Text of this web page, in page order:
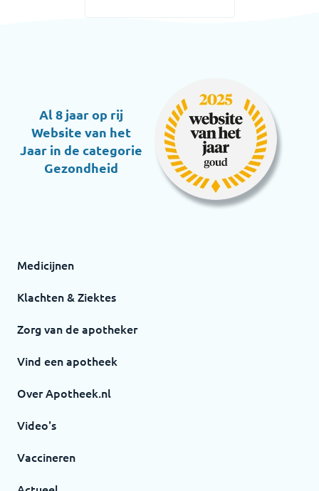
Al 8 jaar op rij
Website van het
Jaar in de categorie
Gezondheid
Medicijnen
Klachten & Ziektes
Zorg van de apotheker
Vind een apotheek
Over Apotheek.nl
Video's
Vaccineren